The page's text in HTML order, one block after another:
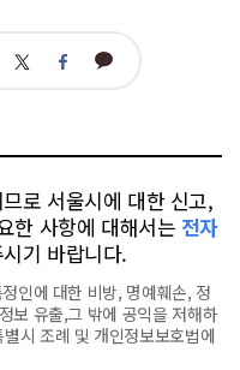
트 페 카
로 서울시에 대한 신고,
한 사항에 대해서는 전자
기 바랍니다.
인에 대한 비방, 명예훼손, 정
보 유출,그 밖에 공익을 저해하
시 조례 및 개인정보보호법에